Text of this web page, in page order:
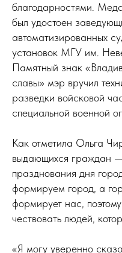
благодарностями.
был удостоен
автоматизированных
установок МГУ им.
Памятный знак
славы» мэр вручил
разведки войсковой
специальной военной
Как отметила Ольга
выдающихся граждан
празднования дня
формируем город, а
формирует нас,
чествовать людей,
«Я могу уверенно